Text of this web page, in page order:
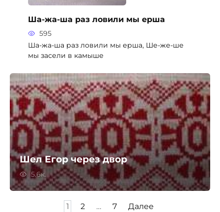
Ша-жа-ша раз ловили мы ерша
595
Ша-жа-ша раз ловили мы ерша, Ше-же-ше
мы засели в камыше
Шел Егор через двор
5.6к.
1 2 … 7 Далее